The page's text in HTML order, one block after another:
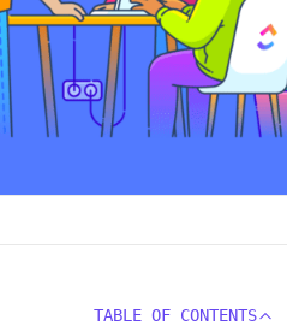
TABLE OF CONTENTS